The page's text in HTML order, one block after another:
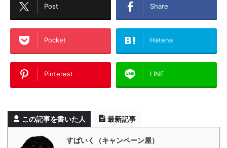
Post Share
Pocket Hatena
Pinterest LINE
この記事を書いた人 最新記事
すぱいく（キャンペーン屋）